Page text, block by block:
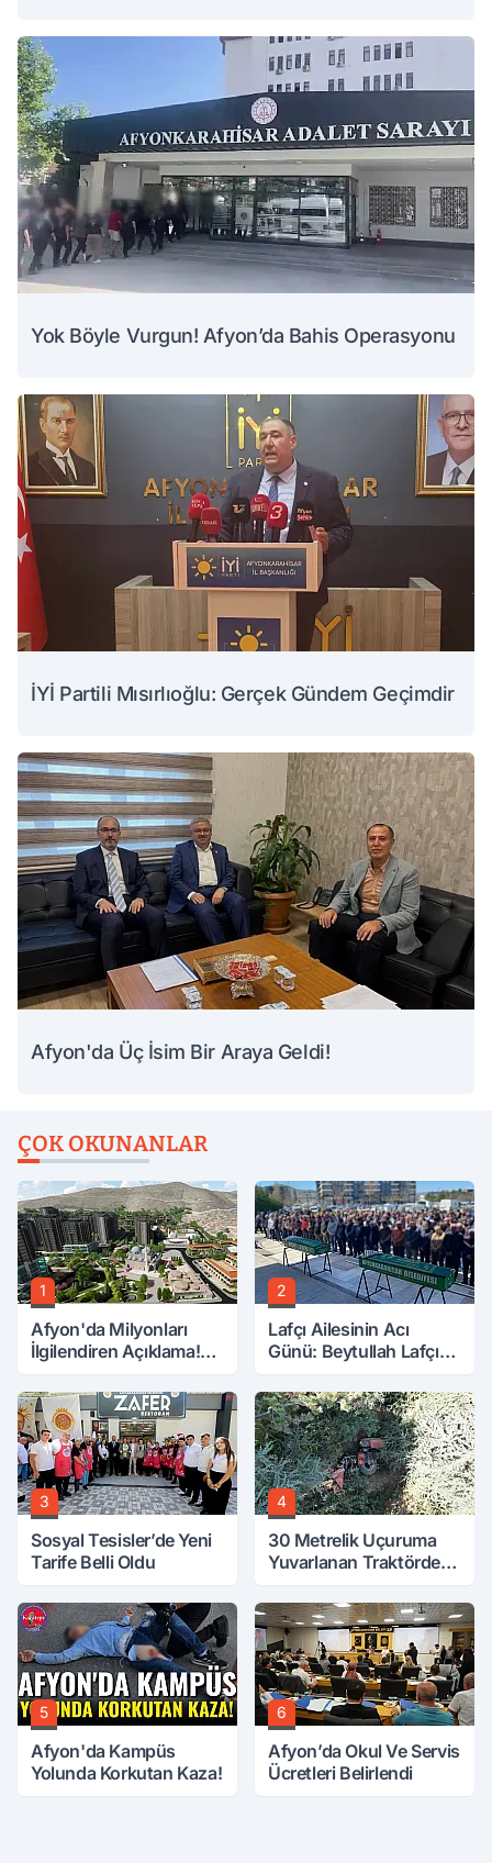
Yok Böyle Vurgun! Afyon’da Bahis Operasyonu
İYİ Partili Mısırlıoğlu: Gerçek Gündem Geçimdir
Afyon'da Üç İsim Bir Araya Geldi!
ÇOK OKUNANLAR
1
Afyon'da Milyonları
İlgilendiren Açıklama!
2
Lafçı Ailesinin Acı
Günü: Beytullah Lafçı
3
Sosyal Tesisler’de Yeni
Tarife Belli Oldu
4
30 Metrelik Uçuruma
Yuvarlanan Traktörden
5
Afyon'da Kampüs
Yolunda Korkutan Kaza!
6
Afyon’da Okul Ve Servis
Ücretleri Belirlendi